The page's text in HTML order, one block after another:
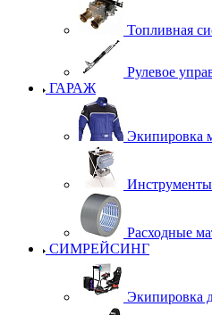
Топливная
Рулевое
ГАРАЖ
Экипировка
Расходные
СИМРЕЙСИНГ
Экипировка